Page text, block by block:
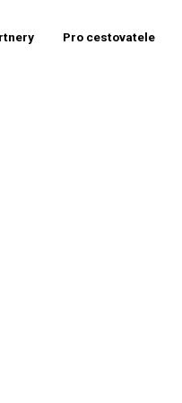
Pro cestovatele